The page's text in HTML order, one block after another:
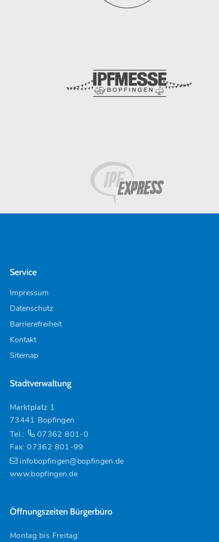
Service
Impressum
Datenschutz
Barrierefreiheit
Kontakt
Sitemap
Stadtverwaltung
Marktplatz 1
73441 Bopfingen
Tel.:
07362 801-0
Fax: 07362 801-99
infobopfingen@bopfingen.de
www.bopfingen.de
Öffnungszeiten Bürgerbüro
Montag bis Freitag: